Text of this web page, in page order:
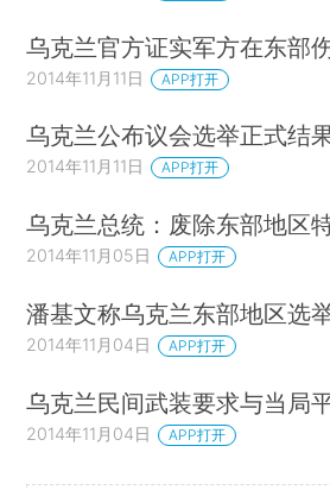
乌克兰官方证实军方在东部
2014年11月11日 APP打开
乌克兰公布议会选举正式结
2014年11月11日 APP打开
乌克兰总统：废除东部地区
2014年11月05日 APP打开
潘基文称乌克兰东部地区选
2014年11月04日 APP打开
乌克兰民间武装要求与当局
2014年11月04日 APP打开